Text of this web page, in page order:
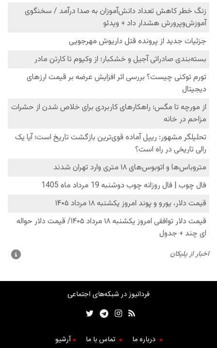
فردانیوز در شبکه‌های اجتماعی
درباره ما تماس با ما آرشیو